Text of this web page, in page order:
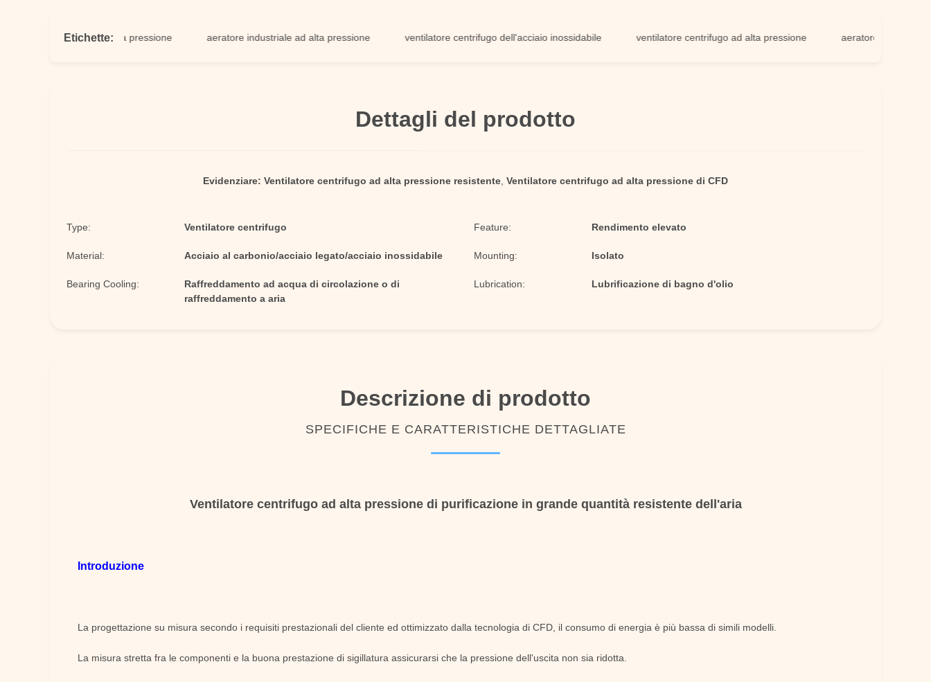
Etichette:
centrifugo ad alta pressione aeratore industriale ad alta pressione ventilatore centrifugo dell'acciaio inossidabile ventilatore centrifugo ad alta pressione aeratore industriale ad alta
Dettagli del prodotto
Evidenziare: Ventilatore centrifugo ad alta pressione resistente Ventilatore centrifugo ad alta pressione di CFD
Type: Ventilatore centrifugo Feature: Rendimento elevato
Material: Acciaio al carbonio/acciaio legato/acciaio inossidabile Mounting: Isolato
Bearing Cooling:
Raffreddamento ad acqua di circolazione o di
raffreddamento a aria
Lubrication: Lubrificazione di bagno d'olio
Descrizione di prodotto
SPECIFICHE E CARATTERISTICHE DETTAGLIATE
Ventilatore centrifugo ad alta pressione di purificazione in grande quantità resistente dell'aria
Introduzione
La progettazione su misura secondo i requisiti prestazionali del cliente ed ottimizzato dalla tecnologia di CFD, il consumo di energia è più bassa di simili modelli.
La misura stretta fra le componenti e la buona prestazione di sigillatura assicurarsi che la pressione dell'uscita non sia ridotta.